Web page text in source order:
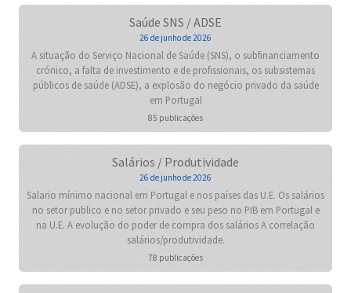
Saúde SNS / ADSE
26 de junho de 2026
A situação do Serviço Nacional de Saúde (SNS), o subfinanciamento
crónico, a falta de investimento e de profissionais, os subsistemas
públicos de saúde (ADSE), a explosão do negócio privado da saúde
em Portugal
85 publicações
Salários / Produtividade
26 de junho de 2026
Salario mínimo nacional em Portugal e nos países das U.E. Os salários
no setor publico e no setor privado e seu peso no PIB em Portugal e
na U.E. A evolução do poder de compra dos salários A correlação
salários/produtividade.
78 publicações